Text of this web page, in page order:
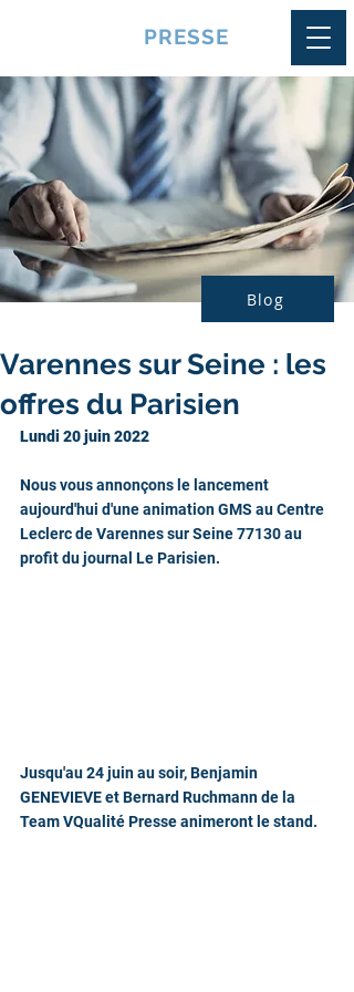
PRESSE
Blog
Varennes sur Seine : les
offres du Parisien
Lundi 20 juin 2022
Nous vous annonçons le lancement
aujourd'hui d'une animation GMS au Centre
Leclerc de Varennes sur Seine 77130 au
profit du journal Le Parisien.
Jusqu'au 24 juin au soir, Benjamin
GENEVIEVE et Bernard Ruchmann de la
Team VQualité Presse animeront le stand.